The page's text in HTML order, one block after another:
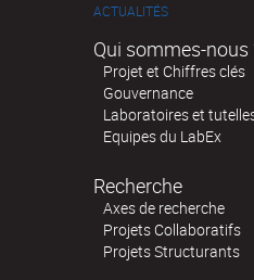
ACTUALITÉS
Qui sommes-nous
Projet et Chiffres clés
Gouvernance
Laboratoires et
Equipes du LabEx
Recherche
Axes de recherche
Projets Collaboratifs
Projets Structurants